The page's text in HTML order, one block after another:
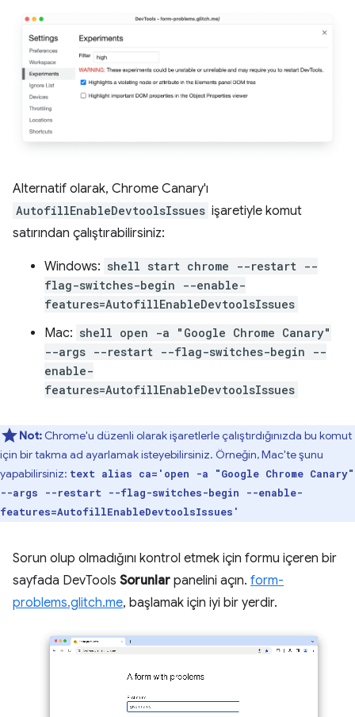
Alternatif olarak, Chrome Canary'ı
AutofillEnableDevtoolsIssues işaretiyle komut
satırından çalıştırabilirsiniz:
Windows: shell start chrome --restart --
flag-switches-begin --enable-
features=AutofillEnableDevtoolsIssues
Mac: shell open -a "Google Chrome Canary"
--args --restart --flag-switches-begin --
enable-
features=AutofillEnableDevtoolsIssues
Not: Chrome'u düzenli olarak işaretlerle çalıştırdığınızda bu komut
için bir takma ad ayarlamak isteyebilirsiniz. Örneğin, Mac'te şunu
yapabilirsiniz: text alias ca='open -a "Google Chrome Canary"
--args --restart --flag-switches-begin --enable-
features=AutofillEnableDevtoolsIssues'
Sorun olup olmadığını kontrol etmek için formu içeren bir
sayfada DevTools Sorunlar panelini açın. form-
problems.glitch.me, başlamak için iyi bir yerdir.